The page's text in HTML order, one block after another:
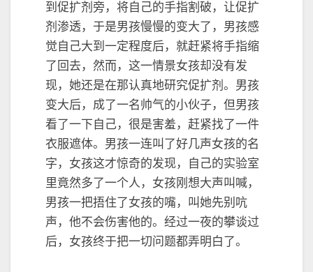
到促扩剂旁，将自己的手指割破，让促扩
剂渗透，于是男孩慢慢的变大了，男孩感
觉自己大到一定程度后，就赶紧将手指缩
了回去，然而，这一情景女孩却没有发
现，她还是在那认真地研究促扩剂。男孩
变大后，成了一名帅气的小伙子，但男孩
看了一下自己，很是害羞，赶紧找了一件
衣服遮体。男孩一连叫了好几声女孩的名
字，女孩这才惊奇的发现，自己的实验室
里竟然多了一个人，女孩刚想大声叫喊，
男孩一把捂住了女孩的嘴，叫她先别吭
声，他不会伤害他的。经过一夜的攀谈过
后，女孩终于把一切问题都弄明白了。